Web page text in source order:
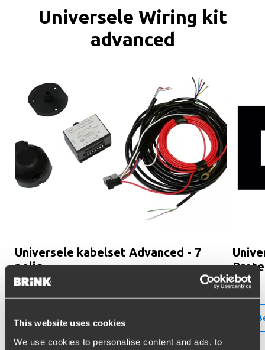
This website uses cookies
We use cookies to personalise content and ads, to
Universele Wiring kit
advanced
Universele kabelset Advanced - 7
polig
766111
Bestellen
766141